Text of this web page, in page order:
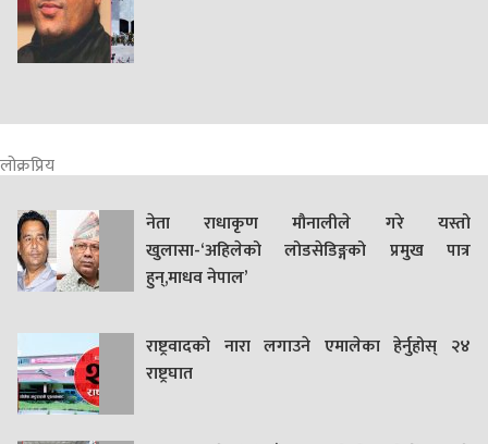
लोक्रप्रिय
नेता राधाकृण मौनालीले गरे यस्तो
खुलासा-‘अहिलेको लोडसेडिङ्गको प्रमुख पात्र
हुन्,माधव नेपाल’
राष्ट्रवादको नारा लगाउने एमालेका हेर्नुहोस् २४
राष्ट्रघात